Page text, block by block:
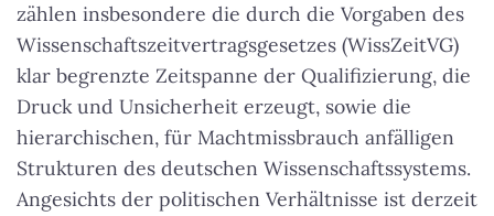
zählen insbesondere die durch die Vorgaben des
Wissenschaftszeitvertragsgesetzes (WissZeitVG)
klar begrenzte Zeitspanne der Qualifizierung, die
Druck und Unsicherheit erzeugt, sowie die
hierarchischen, für Machtmissbrauch anfälligen
Strukturen des deutschen Wissenschaftssystems.
Angesichts der politischen Verhältnisse ist derzeit